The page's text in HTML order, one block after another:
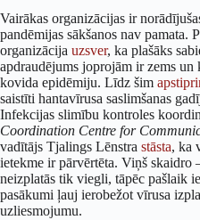
Vairākas organizācijas ir
pandēmijas sākšanos nav pamata.
organizācija uzsver, ka plašāks
apdraudējums joprojām ir zems un
kovida epidēmiju. Līdz šim
saistīti hantavīrusa saslimšanas
Infekcijas slimību kontroles
Coordination Centre for
vadītājs Tjalings Lēnstra stāsta, ka
ietekme ir pārvērtēta. Viņš skaidro
neizplatās tik viegli, tāpēc pašlaik
pasākumi ļauj ierobežot vīrusa
uzliesmojumu.